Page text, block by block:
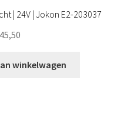
| 24V | Jokon E2-203037
winkelwagen